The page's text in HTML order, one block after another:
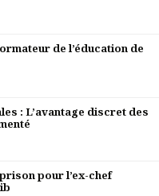
de l’éducation de
: L’avantage discret des
pour l’ex-chef